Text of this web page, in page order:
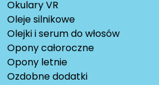
Okulary VR
Oleje silnikowe
Olejki i serum do włosów
Opony całoroczne
Opony letnie
Ozdobne dodatki